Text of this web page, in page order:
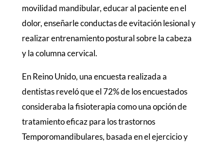
movilidad mandibular, educar al paciente en el
dolor, enseñarle conductas de evitación lesional y
realizar entrenamiento postural sobre la cabeza
y la columna cervical.
En Reino Unido, una encuesta realizada a
dentistas reveló que el 72% de los encuestados
consideraba la fisioterapia como una opción de
tratamiento eficaz para los trastornos
Temporomandibulares, basada en el ejercicio y